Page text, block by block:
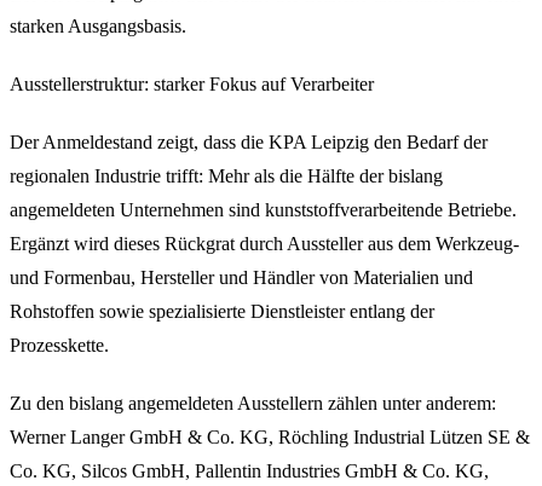
starken Ausgangsbasis.
Ausstellerstruktur: starker Fokus auf Verarbeiter
Der Anmeldestand zeigt, dass die KPA Leipzig den Bedarf der
regionalen Industrie trifft: Mehr als die Hälfte der bislang
angemeldeten Unternehmen sind kunststoffverarbeitende Betriebe.
Ergänzt wird dieses Rückgrat durch Aussteller aus dem Werkzeug-
und Formenbau, Hersteller und Händler von Materialien und
Rohstoffen sowie spezialisierte Dienstleister entlang der
Prozesskette.
Zu den bislang angemeldeten Ausstellern zählen unter anderem:
Werner Langer GmbH & Co. KG, Röchling Industrial Lützen SE &
Co. KG, Silcos GmbH, Pallentin Industries GmbH & Co. KG,